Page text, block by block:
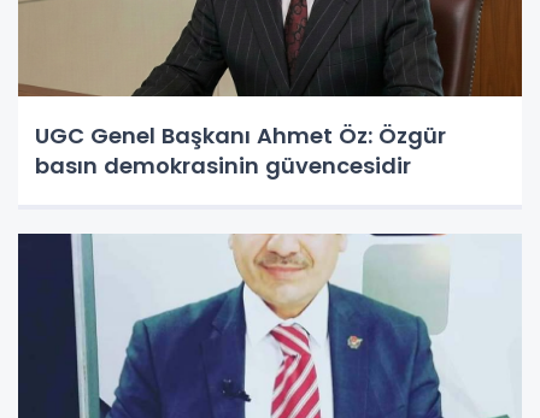
UGC Genel Başkanı Ahmet Öz: Özgür
basın demokrasinin güvencesidir